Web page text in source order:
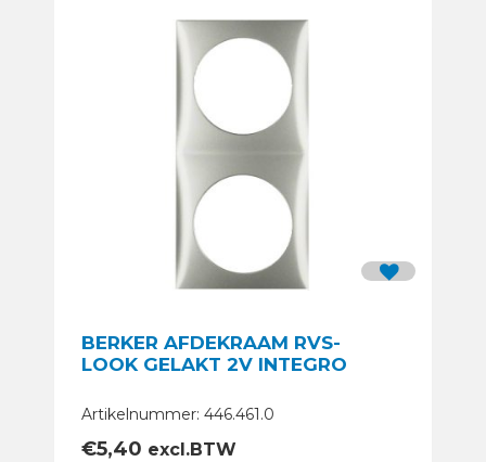
BERKER AFDEKRAAM RVS-
LOOK GELAKT 2V INTEGRO
Artikelnummer: 446.461.0
€5,40 excl.BTW